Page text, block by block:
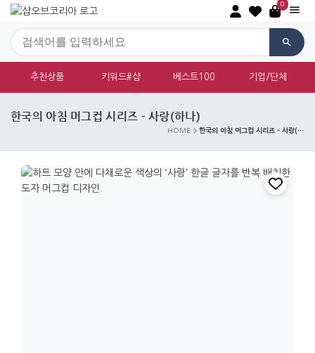
0
추천상품 키워드#샵 베스트100 기업/단체
한국의 아침 머그컵 시리즈 - 사랑(하나)
HOME 한국의 아침 머그컵 시리즈 - 사랑(하나)